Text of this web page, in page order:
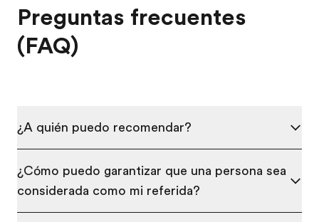
Preguntas frecuentes
(FAQ)
¿A quién puedo recomendar?
¿Cómo puedo garantizar que una persona sea
considerada como mi referida?